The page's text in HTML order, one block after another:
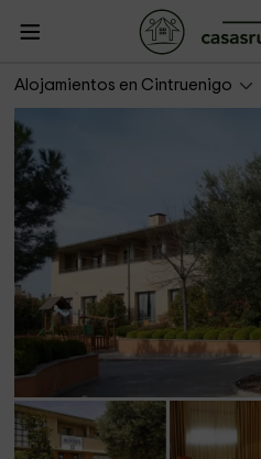
Alojamientos en Cintruenigo
Hotel Alhama by Vivere Stays